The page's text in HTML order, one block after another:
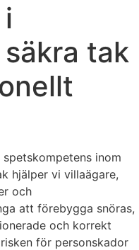
tak
inom
hjälper vi villaägare,
och
att förebygga snöras,
och korrekt
för personskador